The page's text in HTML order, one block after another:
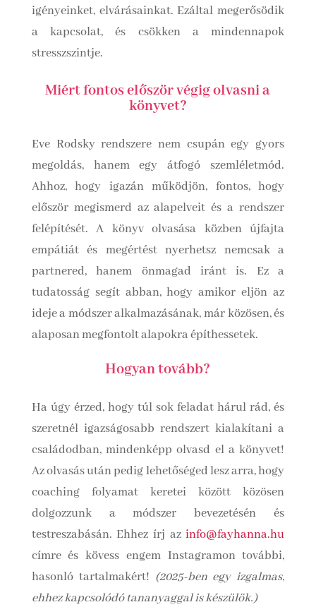
igényeinket, elvárásainkat. Ezáltal megerősödik
a kapcsolat, és csökken a mindennapok
stresszszintje.
Miért fontos először végig olvasni a
könyvet?
Eve Rodsky rendszere nem csupán egy gyors
megoldás, hanem egy átfogó szemléletmód.
Ahhoz, hogy igazán működjön, fontos, hogy
először megismerd az alapelveit és a rendszer
felépítését. A könyv olvasása közben újfajta
empátiát és megértést nyerhetsz nemcsak a
partnered, hanem önmagad iránt is. Ez a
tudatosság segít abban, hogy amikor eljön az
ideje a módszer alkalmazásának, már közösen, és
alaposan megfontolt alapokra építhessetek.
Hogyan tovább?
Ha úgy érzed, hogy túl sok feladat hárul rád, és
szeretnél igazságosabb rendszert kialakítani a
családodban, mindenképp olvasd el a könyvet!
Az olvasás után pedig lehetőséged lesz arra, hogy
coaching folyamat keretei között közösen
dolgozzunk a módszer bevezetésén és
testreszabásán. Ehhez írj azinfo@fayhanna.hu
címre és kövess engem Instagramon további,
hasonló tartalmakért! (2025-ben egy izgalmas,
ehhez kapcsolódó tananyaggal is készülök.)